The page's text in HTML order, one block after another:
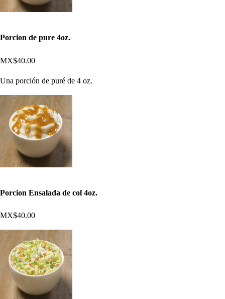
Porcion de pure 4oz.
MX$40.00
Una porción de puré de 4 oz.
Porcion Ensalada de col 4oz.
MX$40.00